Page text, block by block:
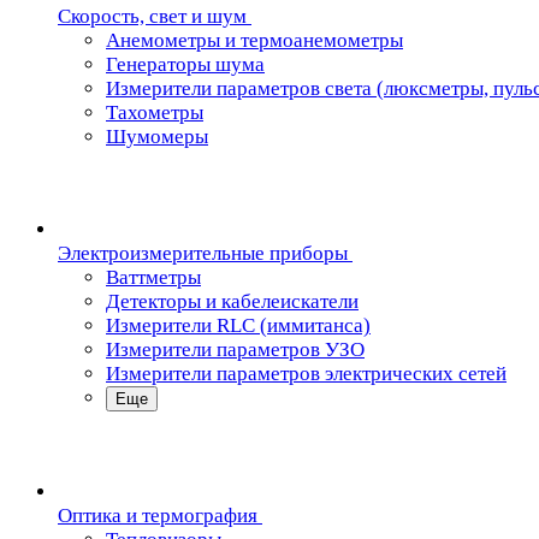
Скорость, свет и шум
Анемометры и термоанемометры
Генераторы шума
Измерители параметров света (люксметры,
Тахометры
Шумомеры
Электроизмерительные приборы
Ваттметры
Детекторы и кабелеискатели
Измерители RLC (иммитанса)
Измерители параметров УЗО
Измерители параметров электрических сетей
Еще
Oптика и термография